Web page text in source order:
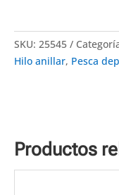
SKU: 25545
Hilo anillar, Pesca
Productos